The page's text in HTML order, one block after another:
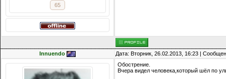
65
Innuendo Дата: Вторник, 26.02.2013, 16:23 |
Обострение.
Вчера видел человека,который шёл по